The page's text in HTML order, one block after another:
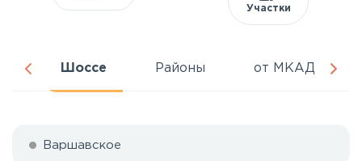
Участки
Шоссе Районы от МКАД
Варшавское